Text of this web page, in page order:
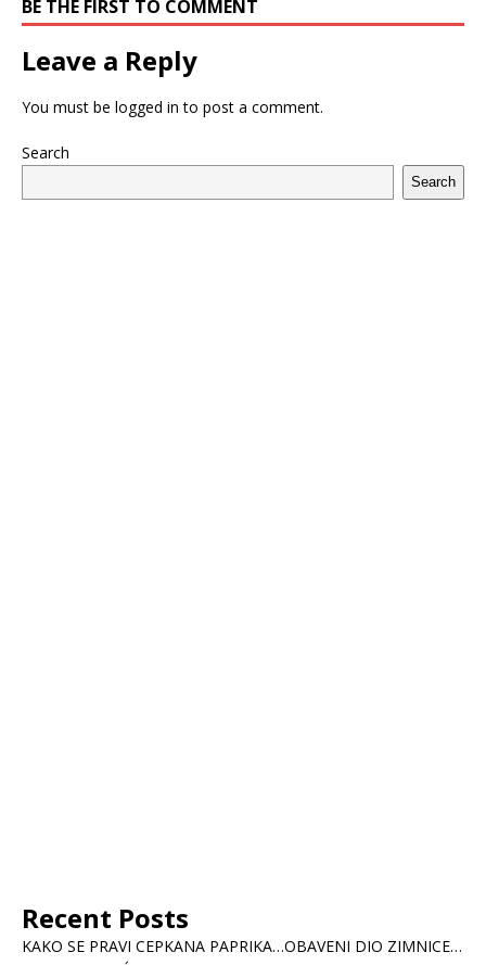
BE THE FIRST TO COMMENT
Leave a Reply
You must be logged in to post a comment.
Search
Search
Recent Posts
KAKO SE PRAVI CEPKANA PAPRIKA…OBAVENI DIO ZIMNICE…